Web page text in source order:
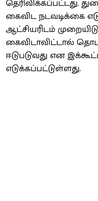
தெரிவிக்கப்பட்டது.
கைவிட நடவடிக்கை
ஆட்சியரிடம்
கைவிடாவிட்டால்
ஈடுபடுவது என
எடுக்கப்பட்டுள்ளது.